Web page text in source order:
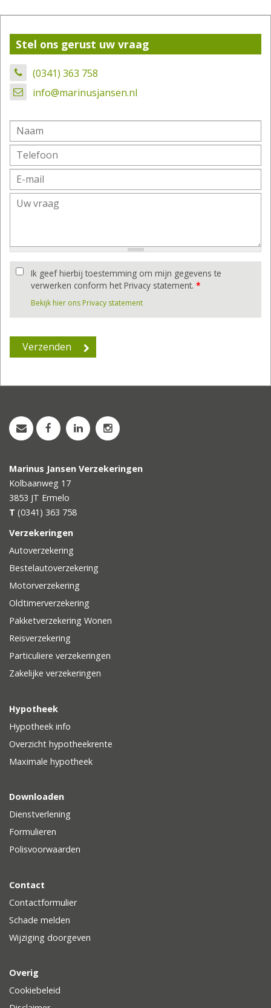
Stel ons gerust uw vraag
(0341) 363 758
info@marinusjansen.nl
Ik geef hierbij toestemming om mijn gegevens te
verwerken conform het Privacy statement. *
Bekijk hier ons Privacy statement
Marinus Jansen Verzekeringen
Kolbaanweg 17
3853 JT Ermelo
T (0341) 363 758
Verzekeringen
Autoverzekering
Bestelautoverzekering
Motorverzekering
Oldtimerverzekering
Pakketverzekering Wonen
Reisverzekering
Particuliere verzekeringen
Zakelijke verzekeringen
Hypotheek
Hypotheek info
Overzicht hypotheekrente
Maximale hypotheek
Downloaden
Dienstverlening
Formulieren
Polisvoorwaarden
Contact
Contactformulier
Schade melden
Wijziging doorgeven
Overig
Cookiebeleid